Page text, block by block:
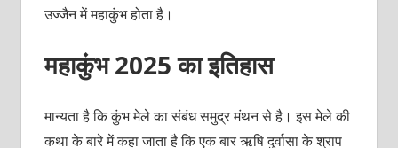
उज्‍जैन में महाकुंभ होता है।
महाकुंभ 2025 का इतिहास
मान्‍यता है कि कुंभ मेले का संबंध समुद्र मंथन से है। इस मेले की
कथा के बारे में कहा जाता है कि एक बार ऋषि दुर्वासा के श्राप